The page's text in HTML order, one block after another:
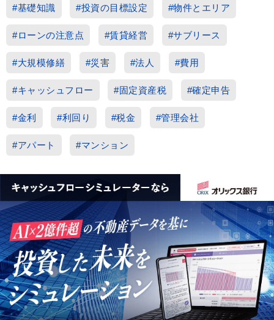
#基礎知識 #投資の目標設定 #物件とエリア
#ローンの注意点 #賃貸経営 #サブリース
#大規模修繕 #災害 #法人 #費用
#キャッシュフロー #固定資産税 #確定申告
#金利 #利回り #税金 #管理会社
#アパート #マンション